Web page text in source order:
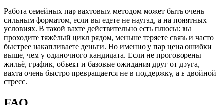
Работа семейных пар вахтовым методом может быть очень
сильным форматом, если вы едете не наугад, а на понятных
условиях. В такой вахте действительно есть плюсы: вы
проходите тяжёлый цикл рядом, меньше теряете связь и часто
быстрее накапливаете деньги. Но именно у пар цена ошибки
выше, чем у одиночного кандидата. Если не проговорены
жильё, график, объект и базовые ожидания друг от друга,
вахта очень быстро превращается не в поддержку, а в двойной
стресс.